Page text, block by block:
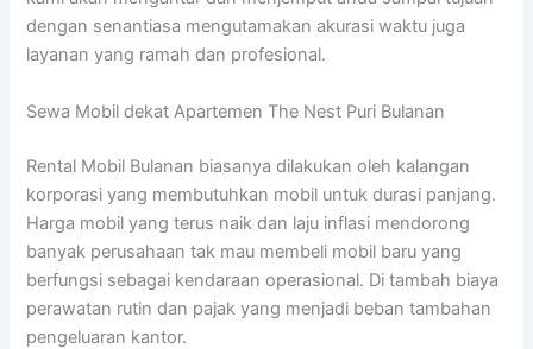
dengan senantiasa mengutamakan akurasi waktu juga
layanan yang ramah dan profesional.
Sewa Mobil dekat Apartemen The Nest Puri Bulanan
Rental Mobil Bulanan biasanya dilakukan oleh kalangan
korporasi yang membutuhkan mobil untuk durasi panjang.
Harga mobil yang terus naik dan laju inflasi mendorong
banyak perusahaan tak mau membeli mobil baru yang
berfungsi sebagai kendaraan operasional. Di tambah biaya
perawatan rutin dan pajak yang menjadi beban tambahan
pengeluaran kantor.